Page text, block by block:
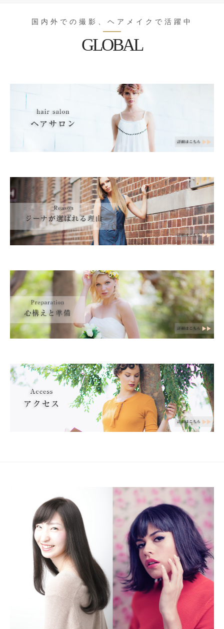
国内外での撮影、ヘアメイクで活躍中
GLOBAL